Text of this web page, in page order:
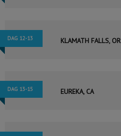
DAG 12-13 KLAMATH FALLS, OR
DAG 13-15 EUREKA, CA